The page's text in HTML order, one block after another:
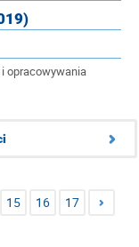
opracowywania
15 16 17